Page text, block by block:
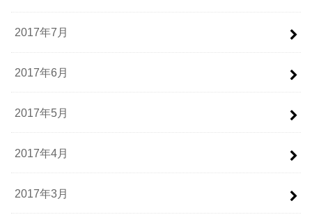
2017年7月
2017年6月
2017年5月
2017年4月
2017年3月